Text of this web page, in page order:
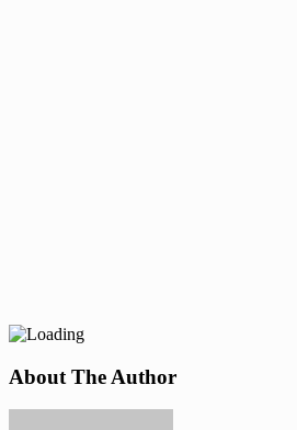
About The Author